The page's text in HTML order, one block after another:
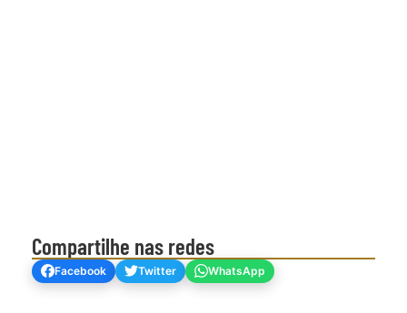
Compartilhe nas redes
Facebook Twitter WhatsApp